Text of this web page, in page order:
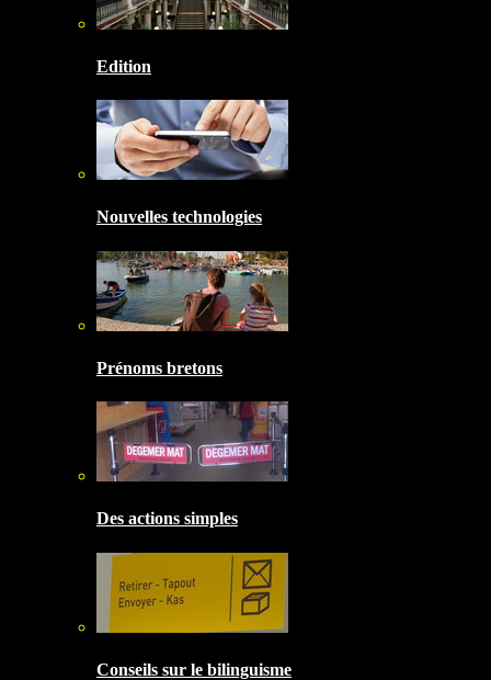
Edition
Nouvelles technologies
Prénoms bretons
Des actions simples
Conseils sur le bilinguisme